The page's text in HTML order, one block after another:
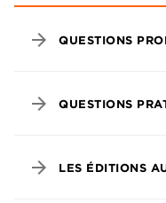
arrow_forward QUESTIONS
arrow_forward QUESTIONS
arrow_forward LES ÉDITIONS